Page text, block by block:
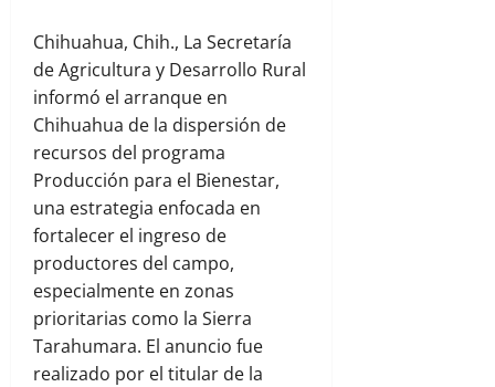
Chihuahua, Chih., La Secretaría
de Agricultura y Desarrollo Rural
informó el arranque en
Chihuahua de la dispersión de
recursos del programa
Producción para el Bienestar,
una estrategia enfocada en
fortalecer el ingreso de
productores del campo,
especialmente en zonas
prioritarias como la Sierra
Tarahumara. El anuncio fue
realizado por el titular de la